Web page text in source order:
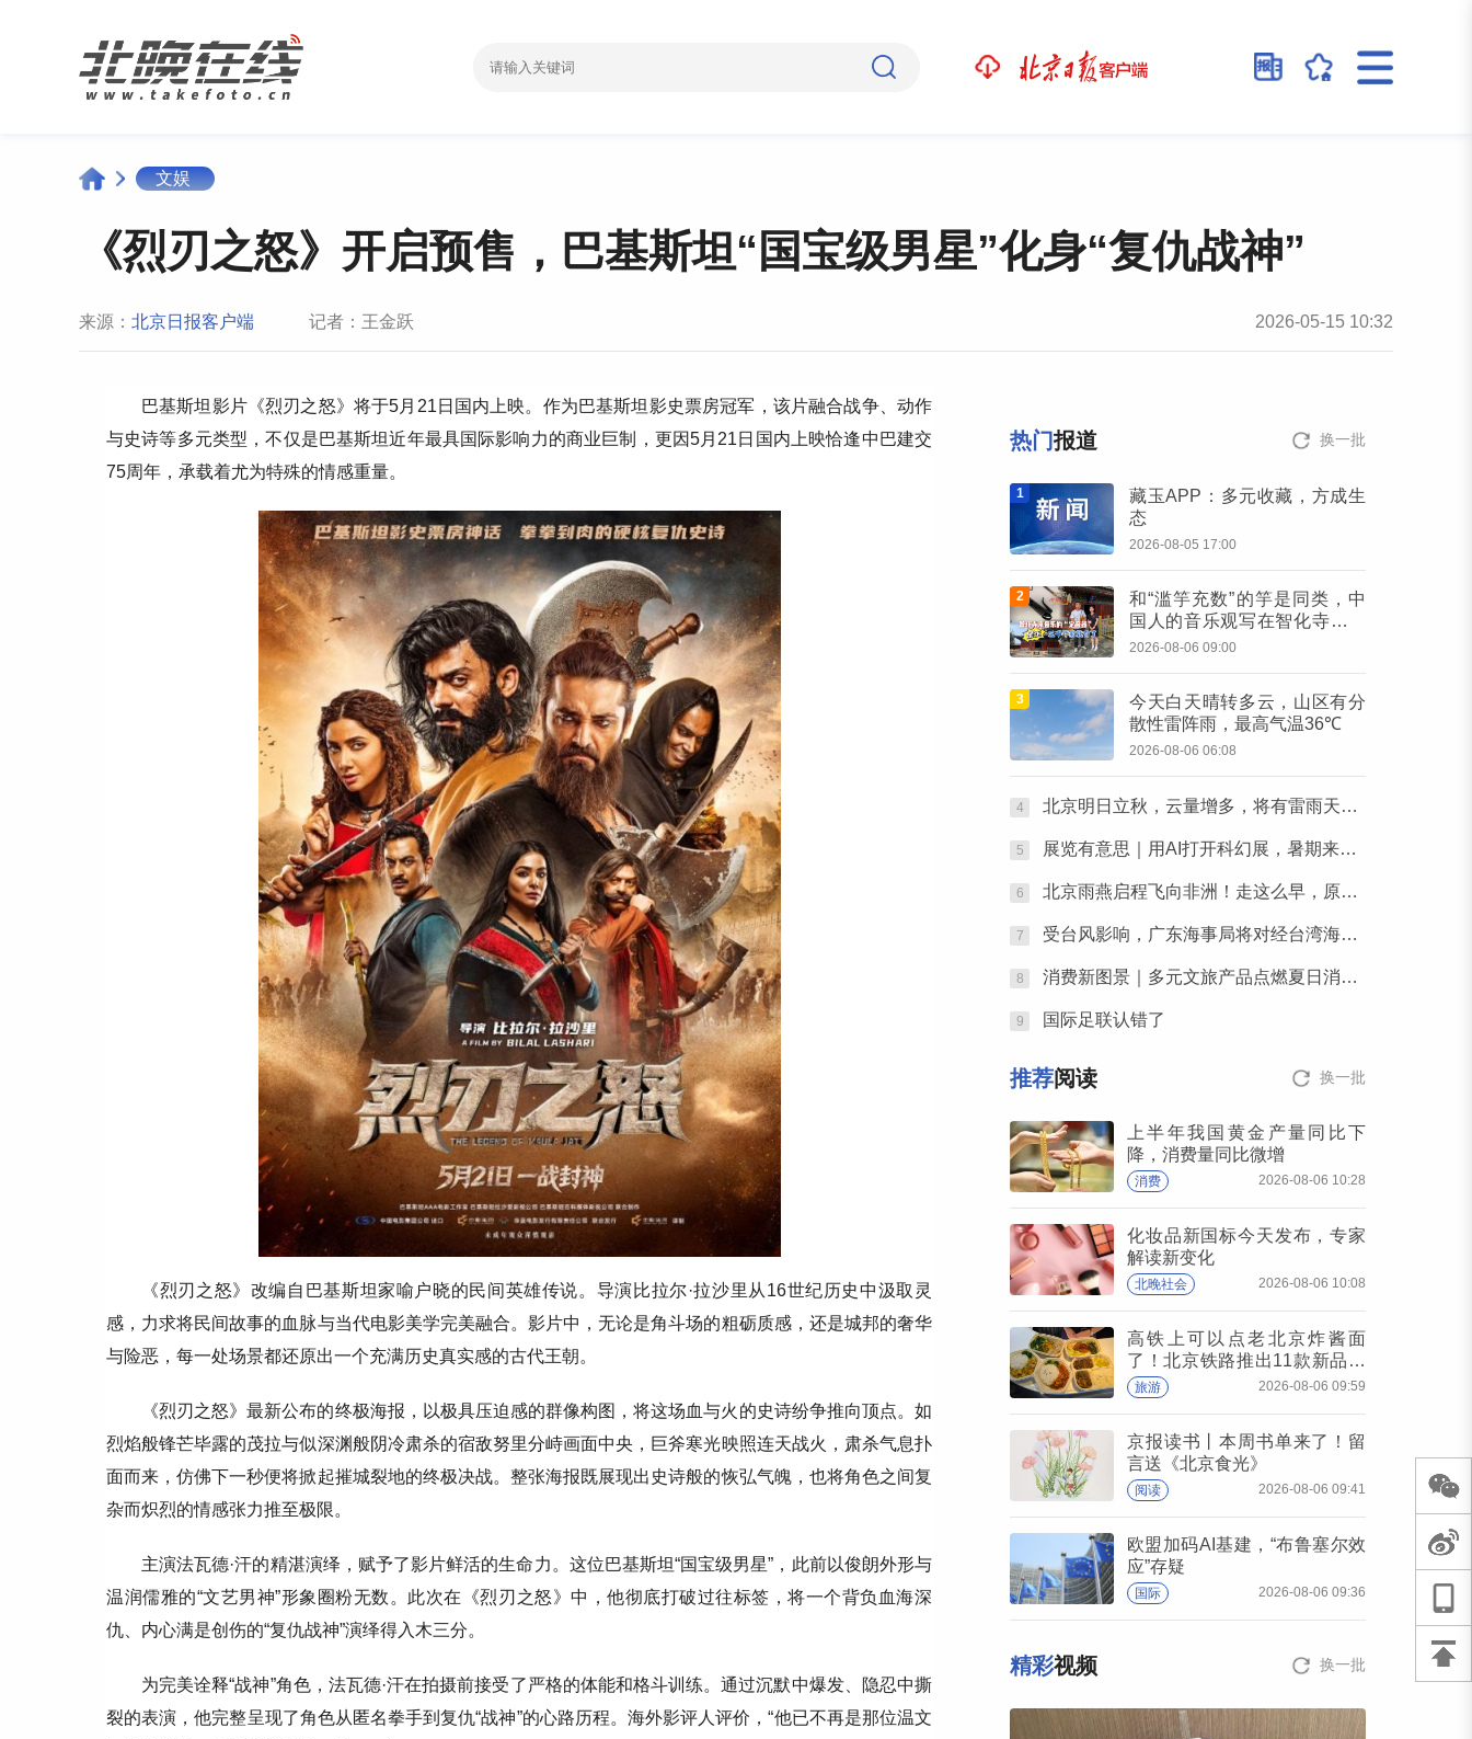
文娱
《烈刃之怒》开启预售，巴基斯坦“国宝级男星”化身“复仇战神”
来源： 北京日报客户端 记者：王金跃 2026-05-15 10:32
巴基斯坦影片《烈刃之怒》将于5月21日国内上映。作为巴基斯坦影史票房冠军，该片融合战争、动作
与史诗等多元类型，不仅是巴基斯坦近年最具国际影响力的商业巨制，更因5月21日国内上映恰逢中巴建交
75周年，承载着尤为特殊的情感重量。
《烈刃之怒》改编自巴基斯坦家喻户晓的民间英雄传说。导演比拉尔·拉沙里从16世纪历史中汲取灵
感，力求将民间故事的血脉与当代电影美学完美融合。影片中，无论是角斗场的粗砺质感，还是城邦的奢华
与险恶，每一处场景都还原出一个充满历史真实感的古代王朝。
《烈刃之怒》最新公布的终极海报，以极具压迫感的群像构图，将这场血与火的史诗纷争推向顶点。如
烈焰般锋芒毕露的茂拉与似深渊般阴冷肃杀的宿敌努里分峙画面中央，巨斧寒光映照连天战火，肃杀气息扑
面而来，仿佛下一秒便将掀起摧城裂地的终极决战。整张海报既展现出史诗般的恢弘气魄，也将角色之间复
杂而炽烈的情感张力推至极限。
主演法瓦德·汗的精湛演绎，赋予了影片鲜活的生命力。这位巴基斯坦“国宝级男星”，此前以俊朗外形与
温润儒雅的“文艺男神”形象圈粉无数。此次在《烈刃之怒》中，他彻底打破过往标签，将一个背负血海深
仇、内心满是创伤的“复仇战神”演绎得入木三分。
为完美诠释“战神”角色，法瓦德·汗在拍摄前接受了严格的体能和格斗训练。通过沉默中爆发、隐忍中撕
裂的表演，他完整呈现了角色从匿名拳手到复仇“战神”的心路历程。海外影评人评价，“他已不再是那位温文
热门报道 换一批
1
藏玉APP：多元收藏，方成生
态
2026-08-05 17:00
2
和“滥竽充数”的竽是同类，中
国人的音乐观写在智化寺京音
乐的乐器里
2026-08-06 09:00
3
今天白天晴转多云，山区有分
散性雷阵雨，最高气温36℃
2026-08-06 06:08
4 北京明日立秋，云量增多，将有雷雨天气出没
5 展览有意思｜用AI打开科幻展，暑期来北京体验“南天门计划”科幻装备
6 北京雨燕启程飞向非洲！走这么早，原来跟主汛期有关
7 受台风影响，广东海事局将对经台湾海峡南口北上船舶实施交通管制
8 消费新图景｜多元文旅产品点燃夏日消费热潮
9 国际足联认错了
推荐阅读 换一批
上半年我国黄金产量同比下
降，消费量同比微增
消费 2026-08-06 10:28
化妆品新国标今天发布，专家
解读新变化
北晚社会 2026-08-06 10:08
高铁上可以点老北京炸酱面
了！北京铁路推出11款新品高
铁餐
旅游 2026-08-06 09:59
京报读书丨本周书单来了！留
言送《北京食光》
阅读 2026-08-06 09:41
欧盟加码AI基建，“布鲁塞尔效
应”存疑
国际 2026-08-06 09:36
精彩视频 换一批